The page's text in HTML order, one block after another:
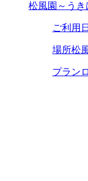
松風園～う
ご利用日
場所松
プラン